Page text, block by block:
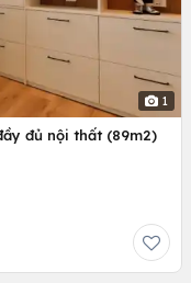
1
đủ nội thất (89m2)